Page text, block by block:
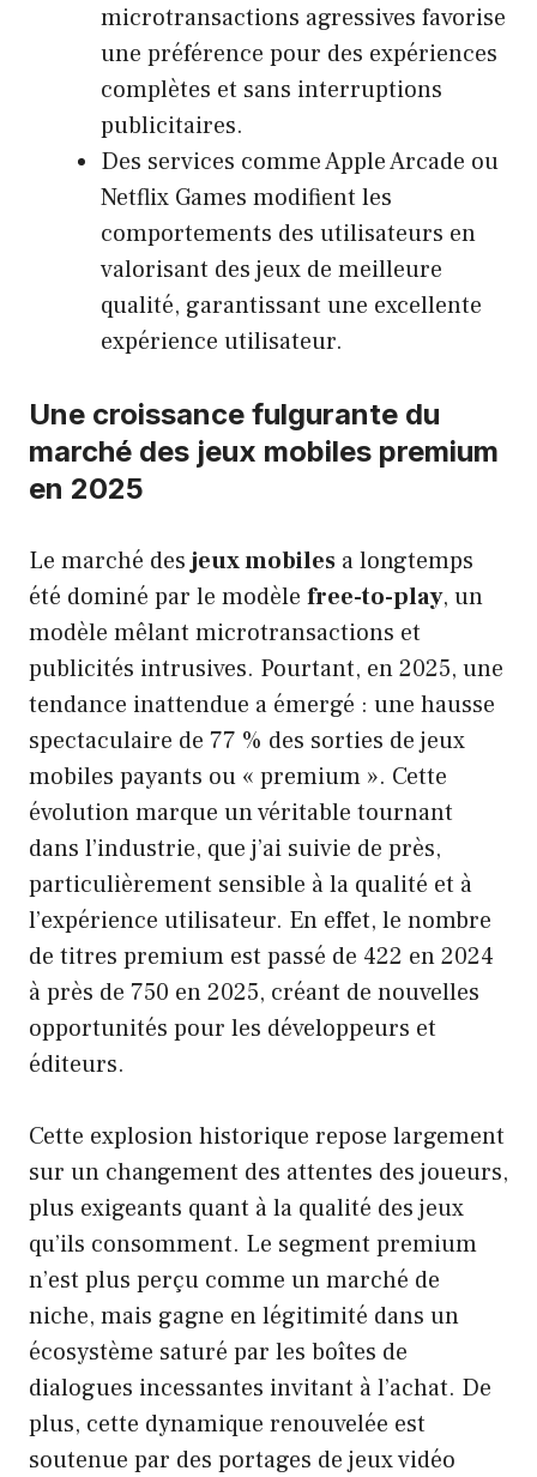
microtransactions agressives favorise
une préférence pour des expériences
complètes et sans interruptions
publicitaires.
Des services comme Apple Arcade ou
Netflix Games modifient les
comportements des utilisateurs en
valorisant des jeux de meilleure
qualité, garantissant une excellente
expérience utilisateur.
Une croissance fulgurante du
marché des jeux mobiles premium
en 2025
Le marché desjeux mobiles a longtemps
été dominé par le modèle free-to-play, un
modèle mêlant microtransactions et
publicités intrusives. Pourtant, en 2025, une
tendance inattendue a émergé : une hausse
spectaculaire de 77 % des sorties de jeux
mobiles payants ou « premium ». Cette
évolution marque un véritable tournant
dans l’industrie, que j’ai suivie de près,
particulièrement sensible à la qualité et à
l’expérience utilisateur. En effet, le nombre
de titres premium est passé de 422 en 2024
à près de 750 en 2025, créant de nouvelles
opportunités pour les développeurs et
éditeurs.
Cette explosion historique repose largement
sur un changement des attentes des joueurs,
plus exigeants quant à la qualité des jeux
qu’ils consomment. Le segment premium
n’est plus perçu comme un marché de
niche, mais gagne en légitimité dans un
écosystème saturé par les boîtes de
dialogues incessantes invitant à l’achat. De
plus, cette dynamique renouvelée est
soutenue par des portages de jeux vidéo